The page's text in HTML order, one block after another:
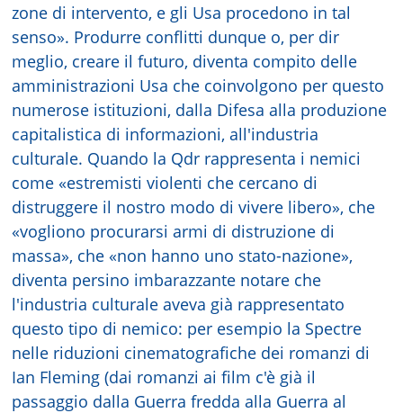
zone di intervento, e gli Usa procedono in tal
senso». Produrre conflitti dunque o, per dir
meglio, creare il futuro, diventa compito delle
amministrazioni Usa che coinvolgono per questo
numerose istituzioni, dalla Difesa alla produzione
capitalistica di informazioni, all'industria
culturale. Quando la Qdr rappresenta i nemici
come «estremisti violenti che cercano di
distruggere il nostro modo di vivere libero», che
«vogliono procurarsi armi di distruzione di
massa», che «non hanno uno stato-nazione»,
diventa persino imbarazzante notare che
l'industria culturale aveva già rappresentato
questo tipo di nemico: per esempio la Spectre
nelle riduzioni cinematografiche dei romanzi di
Ian Fleming (dai romanzi ai film c'è già il
passaggio dalla Guerra fredda alla Guerra al